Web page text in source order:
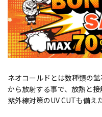
ネオコールドとは数種類の
から放射する事で、放熱と
紫外線対策のUV CUTも備え